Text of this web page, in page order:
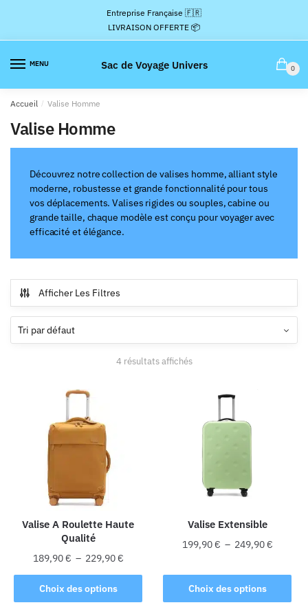
la
navigation
contenu
Entreprise Française 🇫🇷
LIVRAISON OFFERTE 📦
MENU Sac de Voyage Univers 0
Accueil / Valise Homme
Valise Homme
Découvrez notre collection de valises homme, alliant style
moderne, robustesse et grande fonctionnalité pour tous
vos déplacements. Valises rigides ou souples, cabine ou
grande taille, chaque modèle est conçu pour voyager avec
efficacité et élégance.
Afficher Les Filtres
4 résultats affichés
Valise A Roulette Haute
Qualité
189,90€ – 229,90€Plage
de
189,90 €
Choix des options
produit
Valise Extensible
199,90€ – 249,90€Plage
prix :
à
Choix des options
produit
a